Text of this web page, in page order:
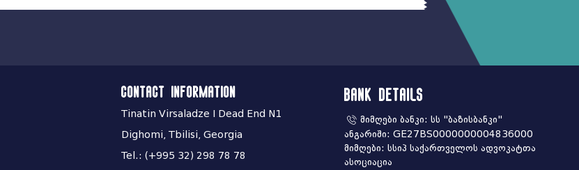
Contact information
Tinatin Virsaladze I Dead End N1
Dighomi, Tbilisi, Georgia
Tel.: (+995 32) 298 78 78
Bank Details
მიმღები ბანკი: სს "ბაზისბანკი"
ანგარიში: GE27BS0000000004836000
მიმღები: სსიპ საქართველოს ადვოკატთა
ასოციაცია